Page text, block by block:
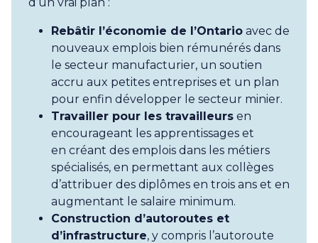
Rebâtir l’économie de l’Ontario avec de
nouveaux emplois bien rémunérés dans
le secteur manufacturier, un soutien
accru aux petites entreprises et un plan
pour enfin développer le secteur minier.
Travailler pour les travailleurs en
encourageant les apprentissages et
en créant des emplois dans les métiers
spécialisés, en permettant aux collèges
d’attribuer des diplômes en trois ans et en
augmentant le salaire minimum.
Construction d’autoroutes et
d’infrastructure, y compris l’autoroute